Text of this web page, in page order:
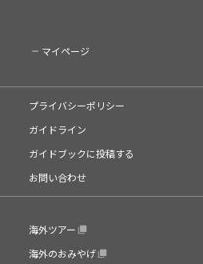
マイページ
プライバシーポリシー
ガイドライン
ガイドブックに投稿する
お問い合わせ
海外ツアー
海外のおみやげ